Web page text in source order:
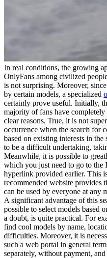
In real conditions, the growing
OnlyFans among civilized
is not surprising. Moreover,
by certain models, a specialized
certainly prove useful. Initially,
majority of fans have
clear reasons. True, it is not
occurrence when the search for
based on existing interests in
to be a difficult undertaking,
Meanwhile, it is possible to
which you just need to go to the
hyperlink provided earlier. This
recommended website provides
can be used by everyone at any
A significant advantage of this
possible to select models based
a doubt, is quite practical. For
find cool models by name,
difficulties. Moreover, it is
such a web portal in general
separately, without payment,